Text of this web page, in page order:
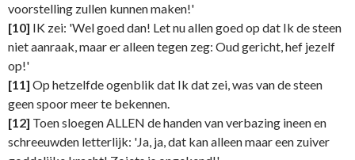
voorstelling zullen kunnen maken!'
[10] IK zei: 'Wel goed dan! Let nu allen goed op dat Ik de steen
niet aanraak, maar er alleen tegen zeg: Oud gericht, hef jezelf
op!'
[11] Op hetzelfde ogenblik dat Ik dat zei, was van de steen
geen spoor meer te bekennen.
[12] Toen sloegen ALLEN de handen van verbazing ineen en
schreeuwden letterlijk: 'Ja, ja, dat kan alleen maar een zuiver